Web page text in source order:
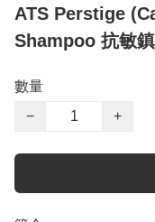
ATS Perstige
Shampoo 抗敏
數量
−
+